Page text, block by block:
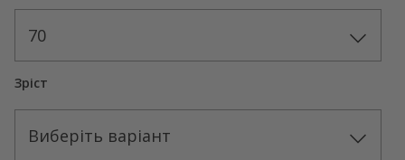
70
Зріст
Виберіть варіант